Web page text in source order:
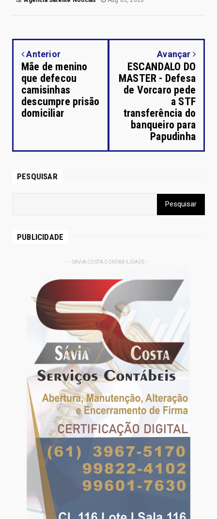
Anterior
Mãe de menino
que defecou
camisinhas
descumpre prisão
domiciliar
Avançar
ESCANDALO DO
MASTER - Defesa
de Vorcaro pede
a STF
transferência do
banqueiro para
Papudinha
PESQUISAR
PUBLICIDADE
- - SAVIA COSTA CONTABILIDADE - -